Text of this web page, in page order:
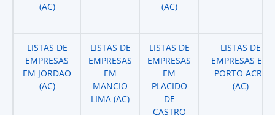
(AC)
(AC)
LISTAS DE
EMPRESAS
EM JORDAO
(AC)
LISTAS DE
EMPRESAS
EM
MANCIO
LIMA (AC)
LISTAS DE
EMPRESAS
EM
PLACIDO
DE
CASTRO
LISTAS DE
EMPRESAS EM
PORTO ACRE
(AC)